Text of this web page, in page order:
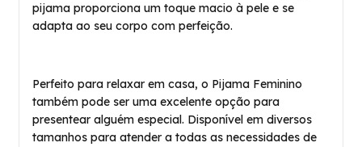
pijama proporciona um toque macio à pele e se
adapta ao seu corpo com perfeição.
Perfeito para relaxar em casa, o Pijama Feminino
também pode ser uma excelente opção para
presentear alguém especial. Disponível em diversos
tamanhos para atender a todas as necessidades de